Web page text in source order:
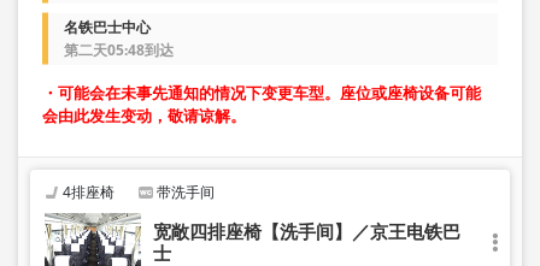
名铁巴士中心
第二天05:48到达
・可能会在未事先通知的情况下变更车型。座位或座椅设备可能
会由此发生变动，敬请谅解。
4排座椅 带洗手间
宽敞四排座椅【洗手间】／京王电铁巴
士